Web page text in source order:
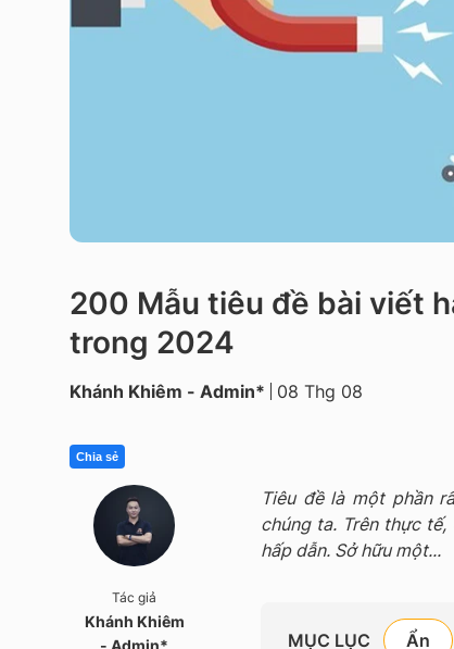
200 Mẫu tiêu đề bài viết
trong 2024
Khánh Khiêm - Admin* 08 Thg 08
Chia sẻ
Tác giả
Khánh Khiêm
- Admin*
Tiêu đề là một phần
chúng ta. Trên thực
hấp dẫn. Sở hữu một...
MỤC LỤC